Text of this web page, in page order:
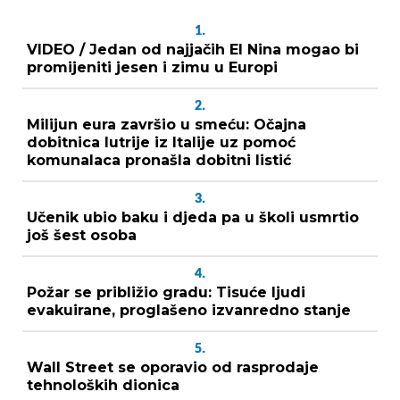
1.
VIDEO / Jedan od najjačih El Nina mogao bi
promijeniti jesen i zimu u Europi
2.
Milijun eura završio u smeću: Očajna
dobitnica lutrije iz Italije uz pomoć
komunalaca pronašla dobitni listić
3.
Učenik ubio baku i djeda pa u školi usmrtio
još šest osoba
4.
Požar se približio gradu: Tisuće ljudi
evakuirane, proglašeno izvanredno stanje
5.
Wall Street se oporavio od rasprodaje
tehnoloških dionica